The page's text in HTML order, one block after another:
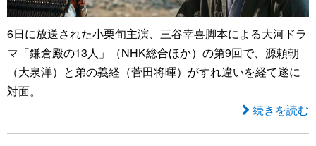
6日に放送された小栗旬主演、三谷幸喜脚本による大河ドラ
マ「鎌倉殿の13人」（NHK総合ほか）の第9回で、源頼朝
（大泉洋）と弟の義経（菅田将暉）がすれ違いを経て遂に
対面。
続きを読む